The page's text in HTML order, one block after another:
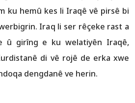
ku hemû kes li Iraqê vê pirsê bi
Iraq li ser rêçeke rast a
û girîng e ku welatiyên Iraqê,
di vê rojê de erka xwe
dengdanê ve herin.